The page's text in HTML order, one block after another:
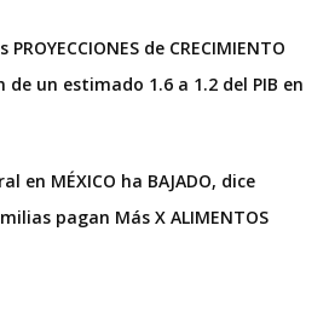
de CRECIMIENTO
de un estimado 1.6 a 1.2 del PIB en
en MÉXICO ha BAJADO, dice
pagan Más X ALIMENTOS